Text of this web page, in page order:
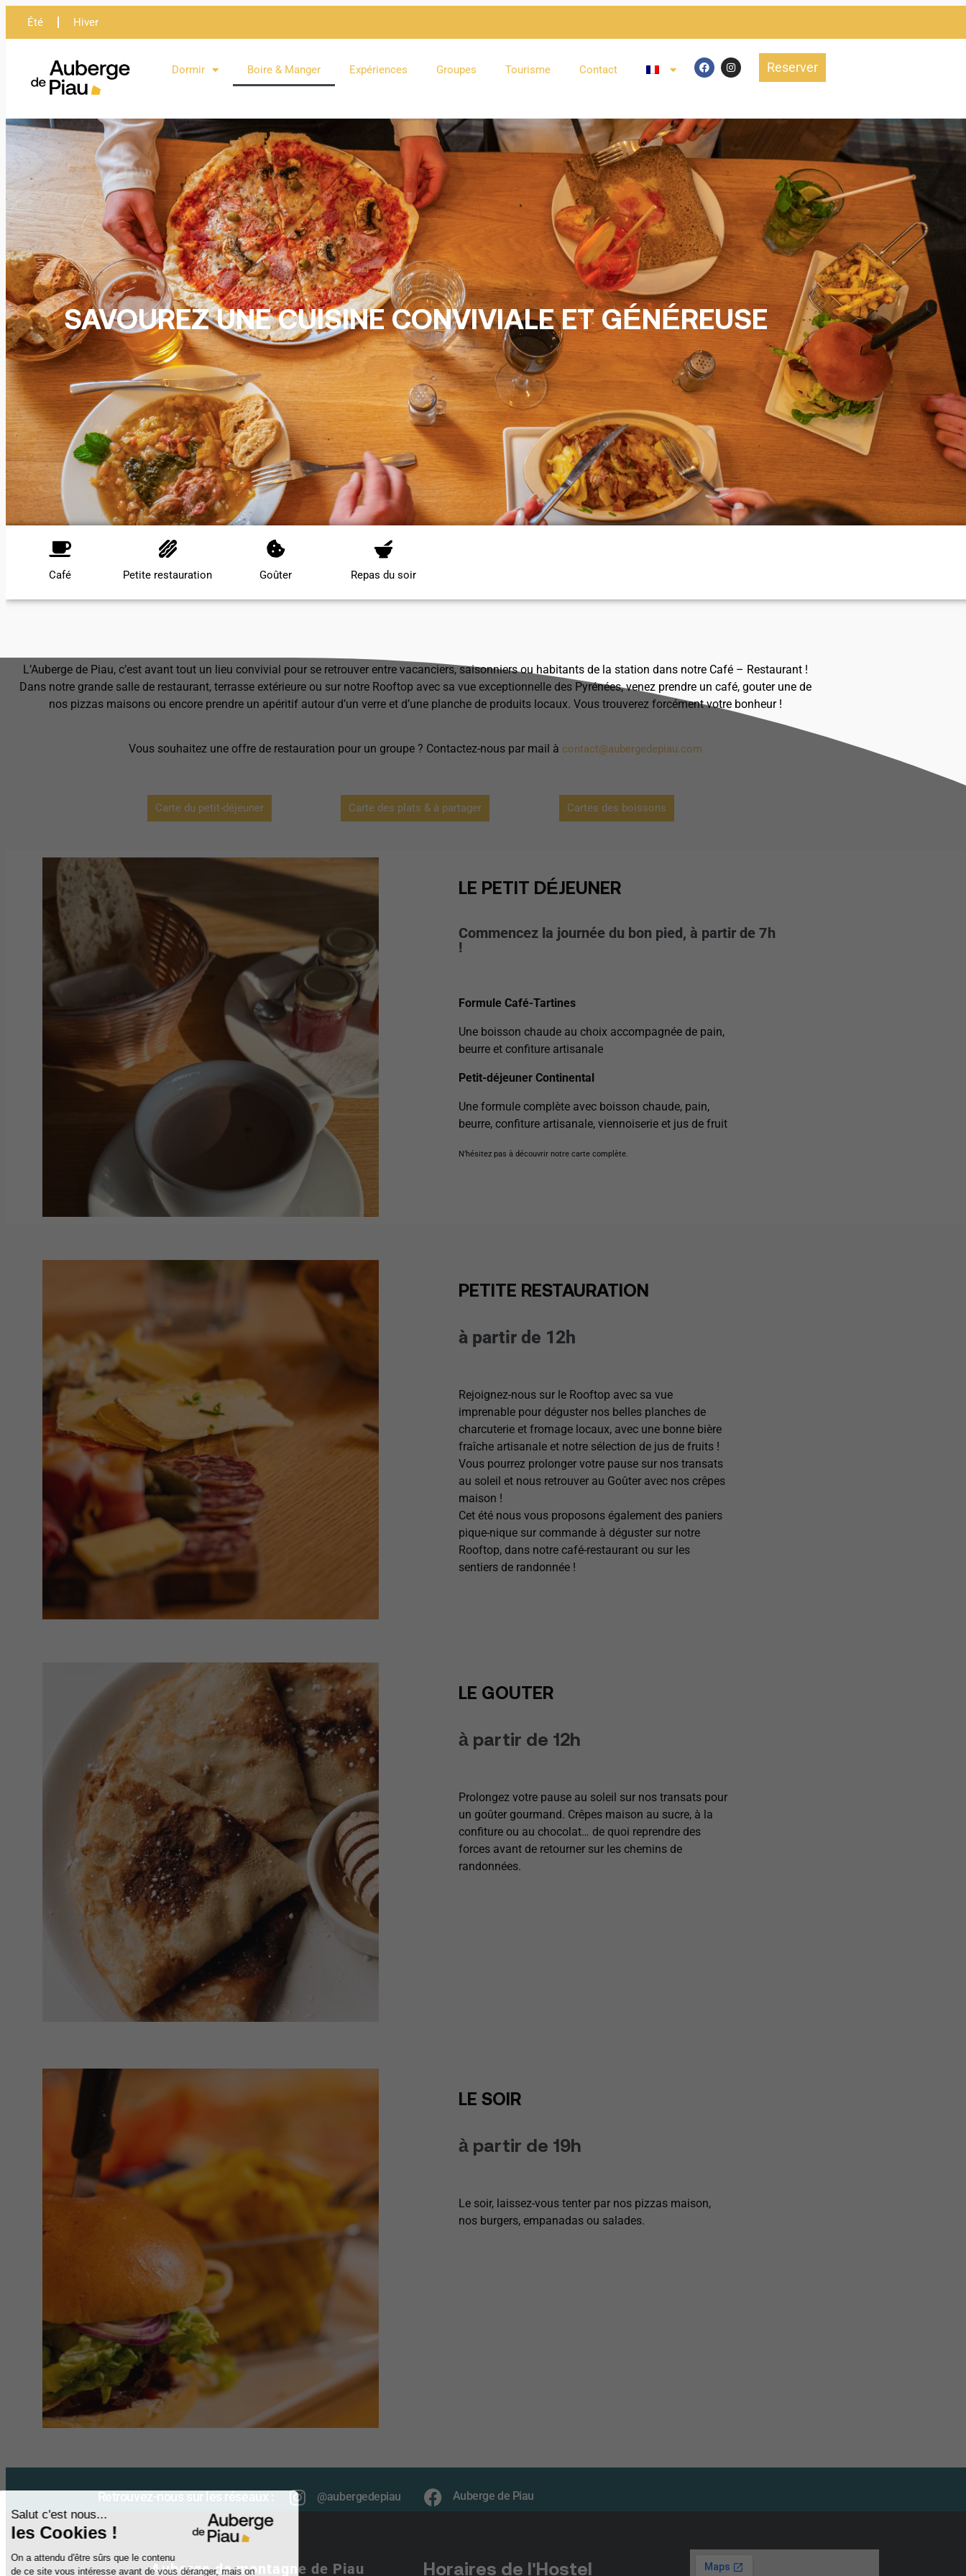
Été Hiver
Dormir Boire & Manger Expériences Groupes Tourisme Contact Reserver
SAVOUREZ UNE CUISINE CONVIVIALE ET GÉNÉREUSE
Café Petite restauration Goûter Repas du soir
L’Auberge de Piau, c’est avant tout un lieu convivial pour se retrouver entre vacanciers, saisonniers ou habitants de la station dans notre Café – Restaurant !
Dans notre grande salle de restaurant, terrasse extérieure ou sur notre Rooftop avec sa vue exceptionnelle des Pyrénées, venez prendre un café, gouter une de
nos pizzas maisons ou encore prendre un apéritif autour d’un verre et d’une planche de produits locaux. Vous trouverez forcément votre bonheur !
Vous souhaitez une offre de restauration pour un groupe ? Contactez-nous par mail à contact@aubergedepiau.com
Carte du petit-déjeuner Carte des plats & à partager Cartes des boissons
LE PETIT DÉJEUNER
Commencez la journée du bon pied, à partir de 7h
!
Formule Café-Tartines
Une boisson chaude au choix accompagnée de pain,
beurre et confiture artisanale
Petit-déjeuner Continental
Une formule complète avec boisson chaude, pain,
beurre, confiture artisanale, viennoiserie et jus de fruit
N’hésitez pas à découvrir notre carte complète.
PETITE RESTAURATION
à partir de 12h
Rejoignez-nous sur le Rooftop avec sa vue
imprenable pour déguster nos belles planches de
charcuterie et fromage locaux, avec une bonne bière
fraîche artisanale et notre sélection de jus de fruits !
Vous pourrez prolonger votre pause sur nos transats
au soleil et nous retrouver au Goûter avec nos crêpes
maison !
Cet été nous vous proposons également des paniers
pique-nique sur commande à déguster sur notre
Rooftop, dans notre café-restaurant ou sur les
sentiers de randonnée !
LE GOUTER
à partir de 12h
Prolongez votre pause au soleil sur nos transats pour
un goûter gourmand. Crêpes maison au sucre, à la
confiture ou au chocolat… de quoi reprendre des
forces avant de retourner sur les chemins de
randonnées.
LE SOIR
à partir de 19h
Le soir, laissez-vous tenter par nos pizzas maison,
nos burgers, empanadas ou salades.
Retrouvez-nous sur les réseaux : @aubergedepiau Auberge de Piau
Auberge de montagne de Piau Horaires de l'Hostel